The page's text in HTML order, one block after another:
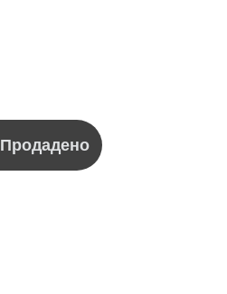
Продадено